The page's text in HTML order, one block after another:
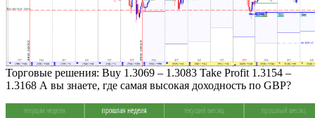
Торговые решения: Buy 1.3069 – 1.3083 Take Profit 1.3154 –
1.3168 А вы знаете, где самая высокая доходность по GBP?